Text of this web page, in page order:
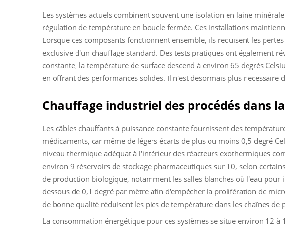
Les systèmes actuels combinent souvent une isolation en laine
régulation de température en boucle fermée. Ces installations
Lorsque ces composants fonctionnent ensemble, ils réduisent les
exclusive d'un chauffage standard. Des tests pratiques ont également
constante, la température de surface descend à environ 65 degrés
en offrant des performances solides. Il n'est désormais plus
Chauffage industriel des procédés dans
Les câbles chauffants à puissance constante fournissent des
médicaments, car même de légers écarts de plus ou moins 0,5 degré
niveau thermique adéquat à l'intérieur des réacteurs exothermiques
environ 9 réservoirs de stockage pharmaceutiques sur 10, selon
de production biologique, notamment les salles blanches où l'eau
dessous de 0,1 degré par mètre afin d'empêcher la prolifération de
de bonne qualité réduisent les pics de température dans les chaînes
La consommation énergétique pour ces systèmes se situe environ 12